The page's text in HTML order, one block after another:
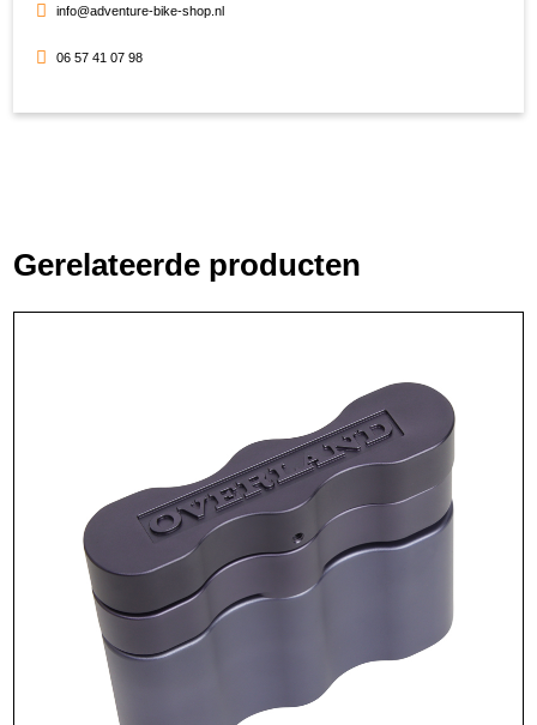
info@adventure-bike-shop.nl
06 57 41 07 98
Gerelateerde producten